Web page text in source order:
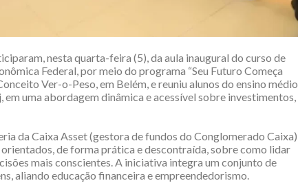
nesta quarta-feira (5), da aula inaugural do curso de
Federal, por meio do programa “Seu Futuro Começa
Ver-o-Peso, em Belém, e reuniu alunos do ensino médio
uma abordagem dinâmica e acessível sobre investimentos,
da Caixa Asset (gestora de fundos do Conglomerado Caixa)
de forma prática e descontraída, sobre como lidar
mais conscientes. A iniciativa integra um conjunto de
aliando educação financeira e empreendedorismo.